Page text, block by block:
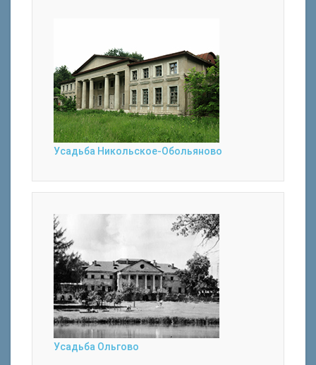
Усадьба Никольское-Обольяново
Усадьба Ольгово